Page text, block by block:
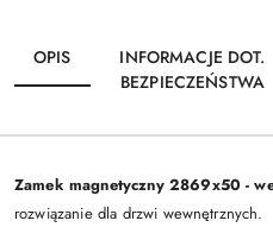
OPIS
INFORMACJE DOT.
BEZPIECZEŃSTWA
Zamek magnetyczny 2869x50 -
rozwiązanie dla drzwi wewnętrznych.